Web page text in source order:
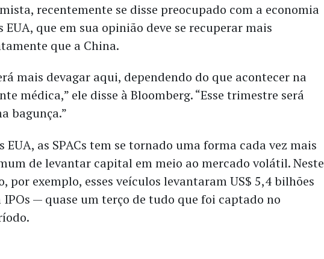
recentemente se disse preocupado com a economia
EUA, que em sua opinião deve se recuperar mais
que a China.
mais devagar aqui, dependendo do que acontecer na
médica,” ele disse à Bloomberg. “Esse trimestre será
bagunça.”
EUA, as SPACs tem se tornado uma forma cada vez mais
de levantar capital em meio ao mercado volátil. Neste
por exemplo, esses veículos levantaram US$ 5,4 bilhões
IPOs — quase um terço de tudo que foi captado no